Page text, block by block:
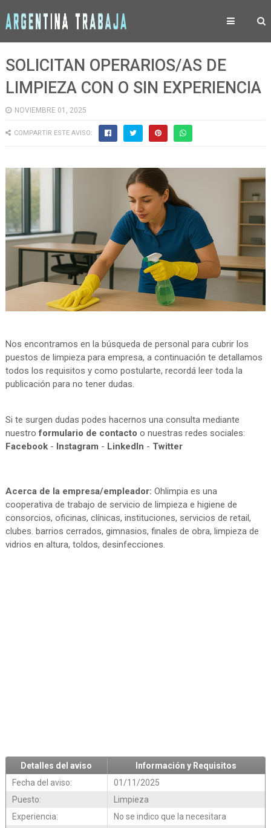
SOLICITAN OPERARIOS/AS DE
LIMPIEZA CON O SIN EXPERIENCIA
NOVIEMBRE 01, 2025
COMPARTIR ESTE AVISO:
Nos encontramos en la búsqueda de personal para cubrir los
puestos de limpieza para empresa, a continuación te detallamos
todos los requisitos y como postularte, recordá leer toda la
publicación para no tener dudas.
Si te surgen dudas podes hacernos una consulta mediante
nuestroformulario de contacto o nuestras redes sociales:
Facebook- Instagram - LinkedIn - Twitter
Acerca de la empresa/empleador: Ohlimpia es una
cooperativa de trabajo de servicio de limpieza e higiene de
consorcios, oficinas, clínicas, instituciones, servicios de retail,
clubes. barrios cerrados, gimnasios, finales de obra, limpieza de
vidrios en altura, toldos, desinfecciones.
Detalles del aviso
Información y Requisitos
Fecha del aviso:
01/11/2025
Puesto:
Limpieza
Experiencia:
No se indico que la necesitara